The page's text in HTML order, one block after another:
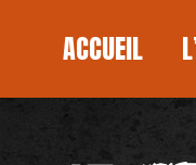
ACCUEIL
ACCUEIL